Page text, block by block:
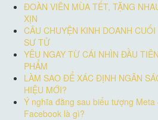
ĐOÀN VIÊN MÙA TẾT, TẶNG
XỊN
CÂU CHUYỆN KINH DOANH
SƯ TỬ
YÊU NGAY TỪ CÁI NHÌN ĐẦU
PHẨM
LÀM SAO ĐỂ XÁC ĐỊNH NGÂN
HIỆU MỚI?
Ý nghĩa đằng sau biểu tượng
Facebook là gì?